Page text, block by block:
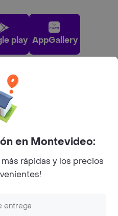
play AppGallery
de ti
en Montevideo:
rápidas y los precios